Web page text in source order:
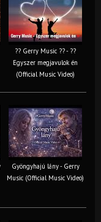
?? Gerry Music ?? - ??
Egyszer megjavulok én
(Official Music Video)
Gyöngyhajú lány - Gerry
Music (Official Music Video)